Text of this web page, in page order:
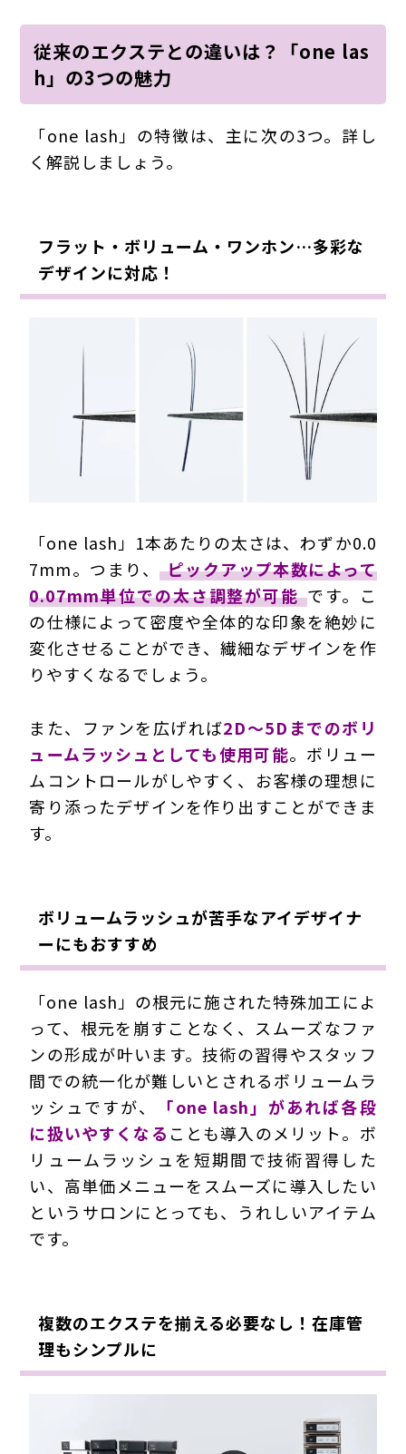
従来のエクステとの違いは？「one las
h」の3つの魅力
「one lash」の特徴は、主に次の3つ。詳し
く解説しましょう。
フラット・ボリューム・ワンホン…多彩な
デザインに対応！
「one lash」1本あたりの太さは、わずか0.0
7mm。つまり、
ピックアップ本数によって
0.07mm単位での太さ調整が可能 です。こ
の仕様によって密度や全体的な印象を絶妙に
変化させることができ、繊細なデザインを作
りやすくなるでしょう。
また、ファンを広げれば2D～5Dまでのボリ
ュームラッシュとしても使用可能。ボリュー
ムコントロールがしやすく、お客様の理想に
寄り添ったデザインを作り出すことができま
す。
ボリュームラッシュが苦手なアイデザイナ
ーにもおすすめ
「one lash」の根元に施された特殊加工によ
って、根元を崩すことなく、スムーズなファ
ンの形成が叶います。技術の習得やスタッフ
間での統一化が難しいとされるボリュームラ
ッシュですが、
「one lash」があれば各段
に扱いやすくなる ことも導入のメリット。ボ
リュームラッシュを短期間で技術習得した
い、高単価メニューをスムーズに導入したい
というサロンにとっても、うれしいアイテム
です。
複数のエクステを揃える必要なし！在庫管
理もシンプルに